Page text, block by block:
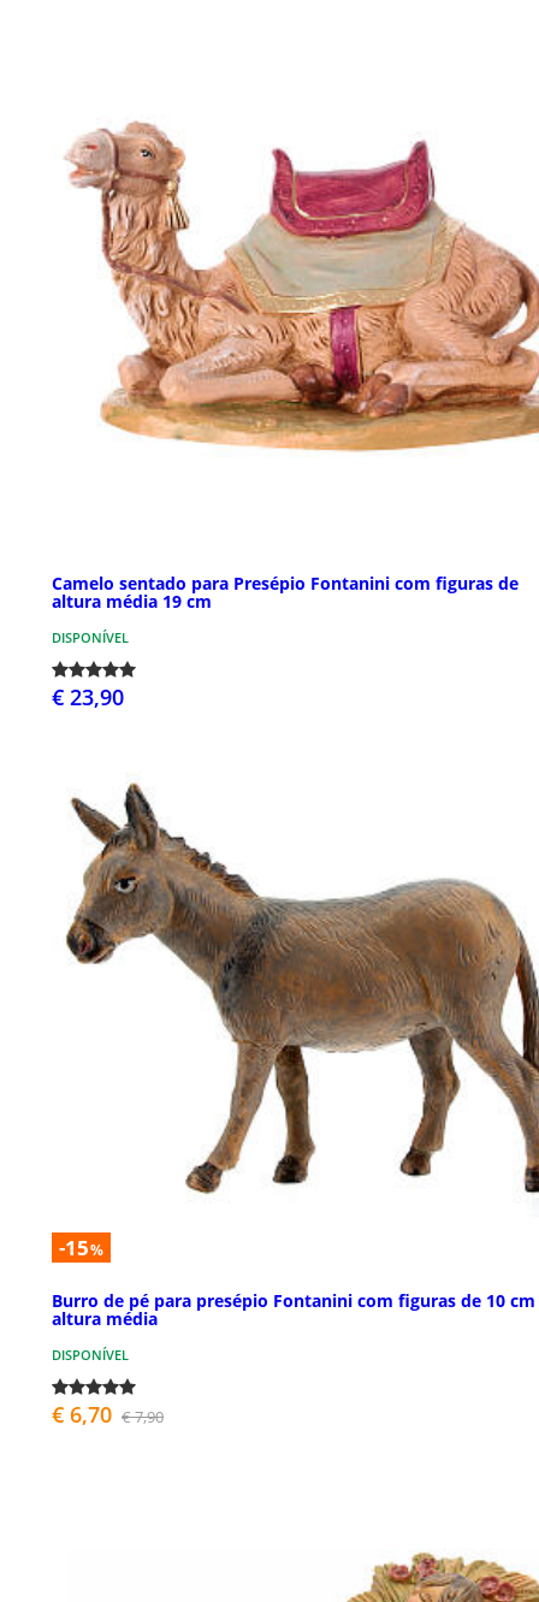
Camelo sentado para Presépio Fontanini com figuras de
altura média 19 cm
DISPONÍVEL
€ 23,90
-15%
Burro de pé para presépio Fontanini com figuras de 10 cm
altura média
DISPONÍVEL
€ 6,70 € 7,90